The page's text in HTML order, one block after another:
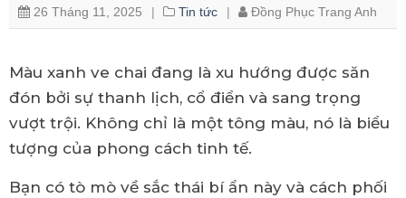
26 Tháng 11, 2025 Tin tức Đồng Phục Trang Anh
Màu xanh ve chai đang là xu hướng được săn
đón bởi sự thanh lịch, cổ điển và sang trọng
vượt trội. Không chỉ là một tông màu, nó là biểu
tượng của phong cách tinh tế.
Bạn có tò mò về sắc thái bí ẩn này và cách phối